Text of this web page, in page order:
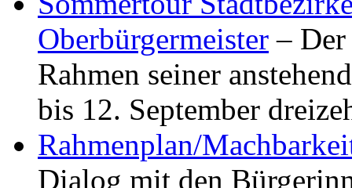
Oberbürgermeister –
Rahmen seiner
bis 12. September
Rahmenplan/
Dialog mit den